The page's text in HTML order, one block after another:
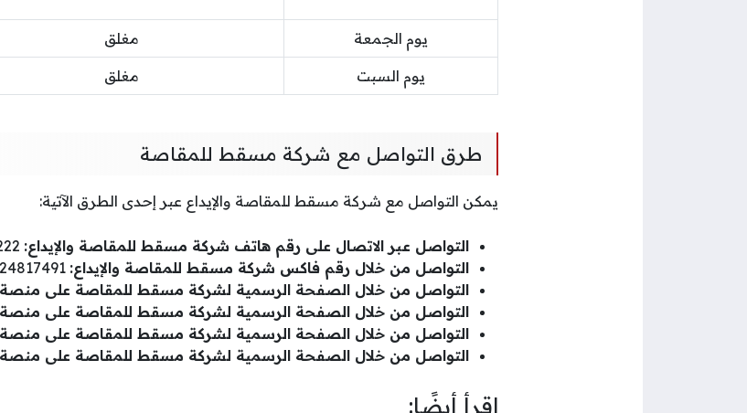
يوم الجمعة مغلق
يوم السبت مغلق
طرق التواصل مع شركة مسقط للمقاصة
يمكن التواصل مع شركة مسقط للمقاصة والإيداع عبر إحدى الطرق الآتية:
التواصل عبر الاتصال على رقم هاتف شركة مسقط للمقاصة والإيداع:
التواصل من خلال رقم فاكس شركة مسقط للمقاصة والإيداع:
التواصل من خلال الصفحة الرسمية لشركة مسقط للمقاصة على
التواصل من خلال الصفحة الرسمية لشركة مسقط للمقاصة على منصة
التواصل من خلال الصفحة الرسمية لشركة مسقط للمقاصة على منصة
التواصل من خلال الصفحة الرسمية لشركة مسقط للمقاصة على
اقرأ أيضًا: